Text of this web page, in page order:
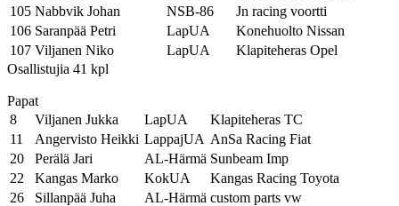
105 Nabbvik Johan NSB-86
Jn racing voortti
106 Saranpää Petri LapUA
Konehuolto Nissan
107 Viljanen Niko LapUA
Klapiteheras Opel
Osallistujia 41 kpl
Papat
8
Viljanen Jukka LapUA
Klapiteheras TC
11
Angervisto Heikki LappajUA AnSa Racing Fiat
20
Perälä Jari AL-Härmä Sunbeam Imp
22
Kangas Marko KokUA
Kangas Racing Toyota
26
Sillanpää Juha AL-Härmä custom parts vw